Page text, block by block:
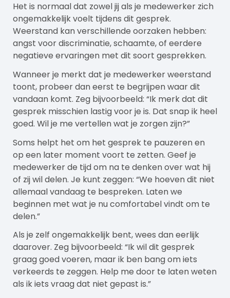
Het is normaal dat zowel jij als je medewerker zich
ongemakkelijk voelt tijdens dit gesprek.
Weerstand kan verschillende oorzaken hebben:
angst voor discriminatie, schaamte, of eerdere
negatieve ervaringen met dit soort gesprekken.
Wanneer je merkt dat je medewerker weerstand
toont, probeer dan eerst te begrijpen waar dit
vandaan komt. Zeg bijvoorbeeld: “Ik merk dat dit
gesprek misschien lastig voor je is. Dat snap ik heel
goed. Wil je me vertellen wat je zorgen zijn?”
Soms helpt het om het gesprek te pauzeren en
op een later moment voort te zetten. Geef je
medewerker de tijd om na te denken over wat hij
of zij wil delen. Je kunt zeggen: “We hoeven dit niet
allemaal vandaag te bespreken. Laten we
beginnen met wat je nu comfortabel vindt om te
delen.”
Als je zelf ongemakkelijk bent, wees dan eerlijk
daarover. Zeg bijvoorbeeld: “Ik wil dit gesprek
graag goed voeren, maar ik ben bang om iets
verkeerds te zeggen. Help me door te laten weten
als ik iets vraag dat niet gepast is.”